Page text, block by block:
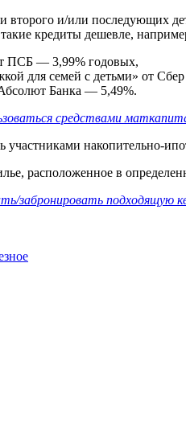
второго и/или последующих
кредиты дешевле,
ПСБ — 3,99% годовых,
для семей с детьми» от
Банка — 5,49%.
средствами
участниками накопительно-
расположенное в
забронировать подходящую